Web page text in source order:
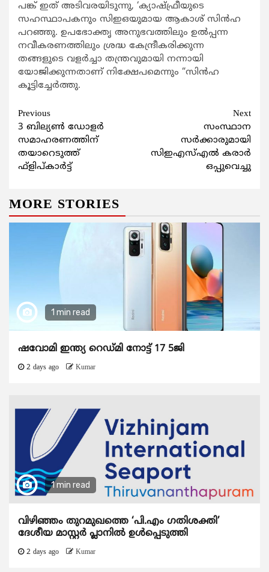
പങ്ക് ഇത് അടിവരയിടുന്നു, ‘ക്യാഷ്ഫ്രീയുടെ
സഹസ്ഥാപകനും സിഇഒയുമായ ആകാശ് സിന്‍ഹ
പറഞ്ഞു. ഉപഭോക്തൃ അനുഭവത്തിലും ഉല്‍പ്പന്ന
നവീകരണത്തിലും ശ്രദ്ധ കേന്ദ്രീകരിക്കുന്ന
തങ്ങളുടെ വളര്‍ച്ചാ തന്ത്രവുമായി നന്നായി
യോജിക്കുന്നതാണ് നിക്ഷേപമെന്നും “സിന്‍ഹ
കൂട്ടിച്ചേര്‍ത്തു.
Continue
Reading
Previous
3 ബില്യണ്‍ ഡോളര്‍
സമാഹരണത്തിന്
തയാറെടുത്ത്
ഫ്ളിപ്കാര്‍ട്ട്
Next
സംസ്ഥാന
സര്‍ക്കാരുമായി
സിഇഎസ്എല്‍ കരാര്‍
ഒപ്പുവെച്ചു
MORE STORIES
1 min read
ഷവോമി ഇന്ത്യ റെഡ്മി നോട്ട് 17 5ജി
2 days ago Kumar
1 min read
വിഴിഞ്ഞം തുറമുഖത്തെ ‘പി.എം ഗതിശക്തി’
ദേശീയ മാസ്റ്റർ പ്ലാനിൽ ഉൾപ്പെടുത്തി
2 days ago Kumar